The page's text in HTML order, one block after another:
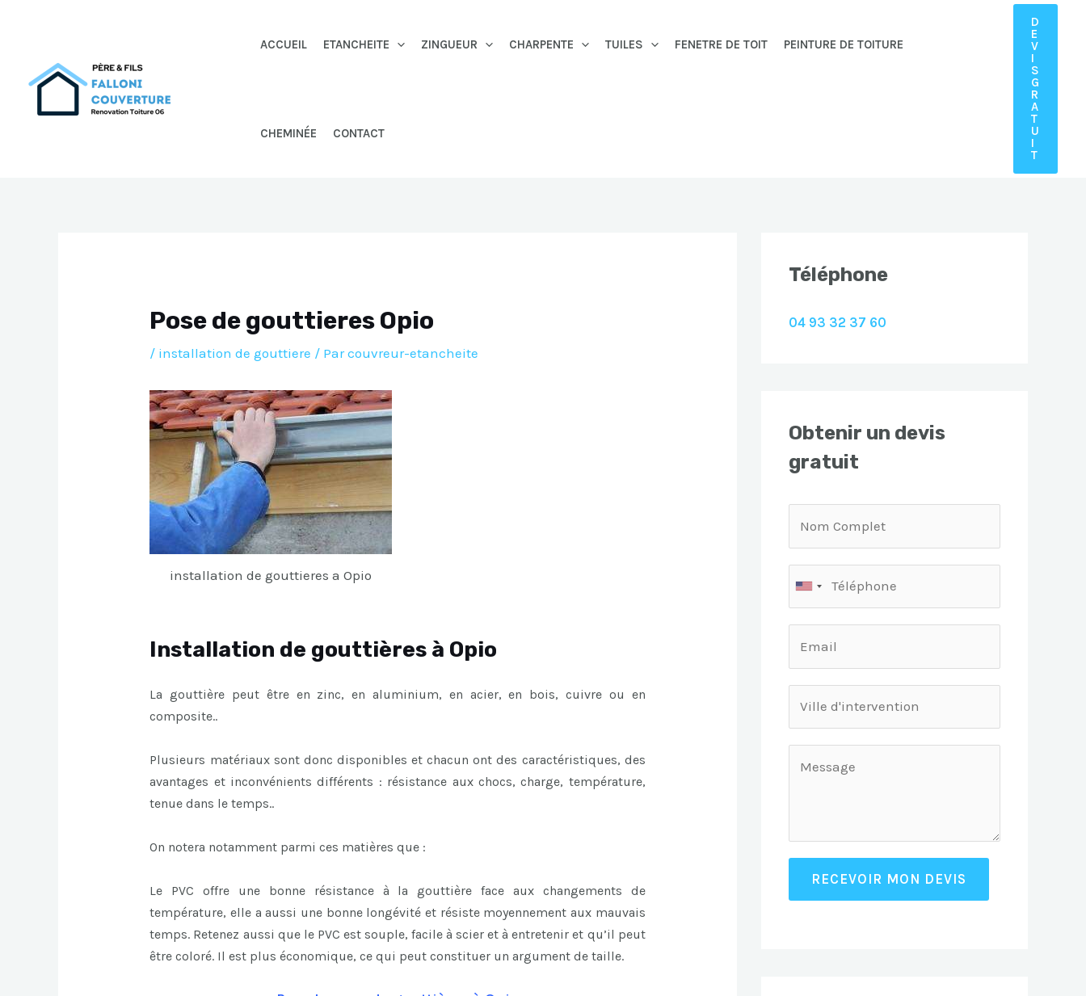
ACCUEIL ETANCHEITE ZINGUEUR CHARPENTE TUILES FENETRE DE TOIT PEINTURE DE TOITURE
CHEMINÉE CONTACT
D
E
V
I
S
G
R
A
T
U
I
T
Pose de gouttieres Opio
/ installation de gouttiere / Parcouvreur-etancheite
installation de gouttieres a Opio
Installation de gouttières à Opio
La gouttière peut être en zinc, en aluminium, en acier, en bois, cuivre ou en
composite..
Plusieurs matériaux sont donc disponibles et chacun ont des caractéristiques, des
avantages et inconvénients différents : résistance aux chocs, charge, température,
tenue dans le temps..
On notera notamment parmi ces matières que :
Le PVC offre une bonne résistance à la gouttière face aux changements de
température, elle a aussi une bonne longévité et résiste moyennement aux mauvais
temps. Retenez aussi que le PVC est souple, facile à scier et à entretenir et qu’il peut
être coloré. Il est plus économique, ce qui peut constituer un argument de taille.
Téléphone
04 93 32 37 60
Obtenir un devis
gratuit
RECEVOIR MON DEVIS